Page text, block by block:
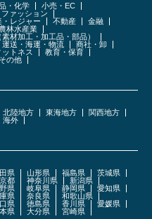
・化学
小売・EC
ァッション
レジャー 不動産
金融
農林水産業
材加工・加工品・部品）
運送・海運・物流
商社・卸
トネス
教育・保育
その他
北陸地方 東海地方
関西地方
海外
県 山形県 福島県
茨城県
都 神奈川県
新潟県
県 岐阜県 静岡県
愛知県
県 奈良県
和歌山県
県 徳島県 香川県
愛媛県
県 大分県
宮崎県